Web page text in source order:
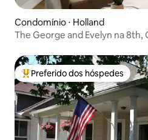
Condomínio ⋅ Holland
The George and Evelyn na 8th,
Entre os melhores preferidos
Preferido dos hóspedes